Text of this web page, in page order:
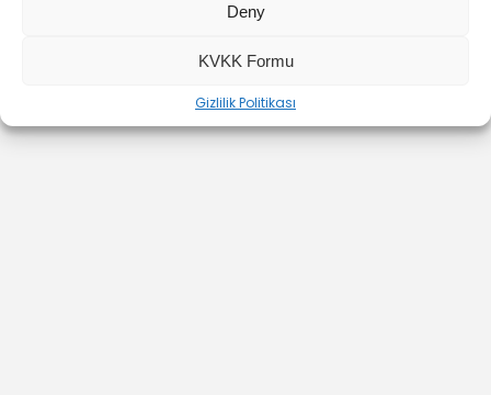
Deny
KVKK Formu
Gizlilik Politikası